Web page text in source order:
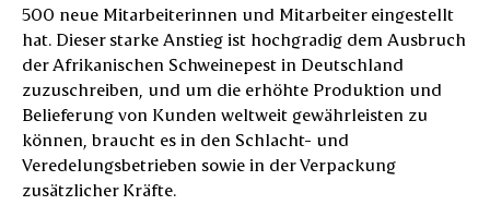
500 neue Mitarbeiterinnen und Mitarbeiter eingestellt
hat. Dieser starke Anstieg ist hochgradig dem Ausbruch
der Afrikanischen Schweinepest in Deutschland
zuzuschreiben, und um die erhöhte Produktion und
Belieferung von Kunden weltweit gewährleisten zu
können, braucht es in den Schlacht- und
Veredelungsbetrieben sowie in der Verpackung
zusätzlicher Kräfte.